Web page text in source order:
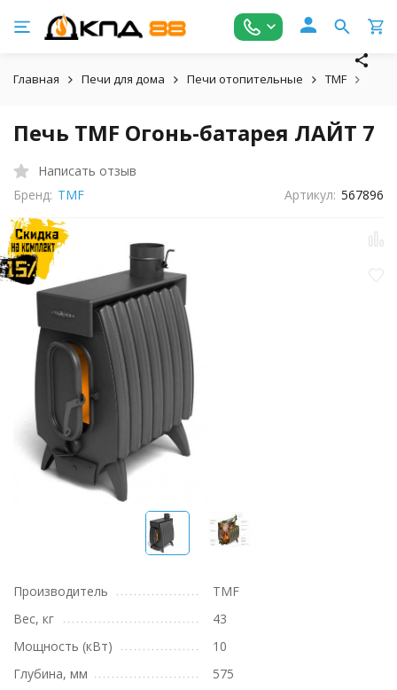
Главная Печи для дома Печи отопительные TMF
Печь TMF Огонь-батарея ЛАЙТ 7
Написать отзыв
Бренд: TMF Артикул: 567896
Производитель
TMF
Вес, кг
43
Мощность (кВт)
10
Глубина, мм
575